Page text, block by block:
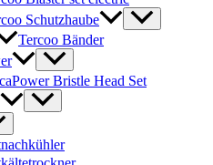
Schutzhaube
Tercoo Bänder
Bristle Head Set